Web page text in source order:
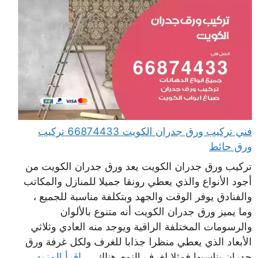
فني تركيب ورق جدران الكويت 66874433 تركيب
ورق حائط
تركيب ورق جدران الكويت يعد ورق جدران الكويت من
أجود الأنواع والذي يعطي رونقا جميلا للمنازل والمكاتب
والفنادق يوفر الوقت والجهد وبتكلفة مناسبة للجميع ،
وما يميز ورق جدران الكويت أنه متنوع بالألوان
والرسومات المختلفة الراقية ويوجد منه العادي وثلاثي
الأبعاد الذي يعطي منظرا جذابا للغرف ولكل غرفة ورق